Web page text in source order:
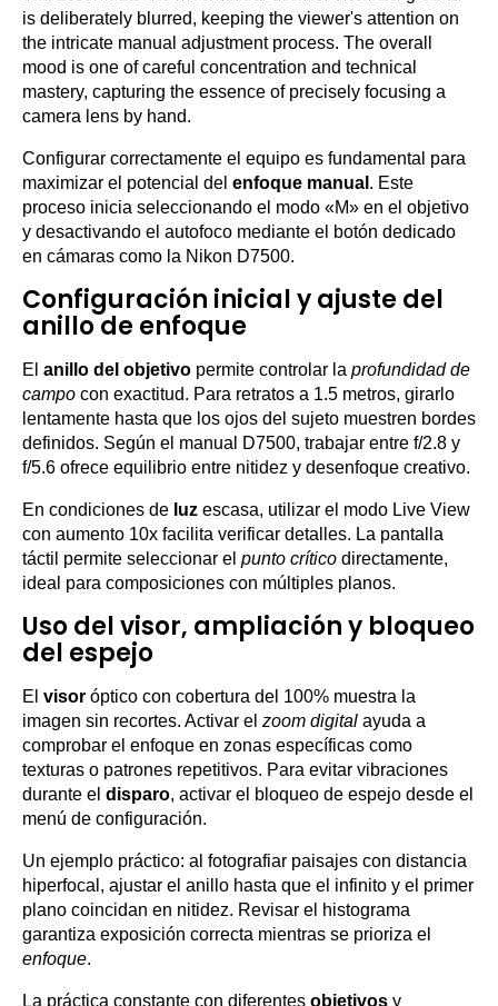
Configurar correctamente el equipo es fundamental para
maximizar el potencial del enfoque manual . Este
proceso inicia seleccionando el modo «M» en el objetivo
y desactivando el autofoco mediante el botón dedicado
en cámaras como la Nikon D7500.
Configuración inicial y ajuste del
anillo de enfoque
El anillo del objetivo permite controlar la profundidad de
campo con exactitud. Para retratos a 1.5 metros, girarlo
lentamente hasta que los ojos del sujeto muestren bordes
definidos. Según el manual D7500, trabajar entre f/2.8 y
f/5.6 ofrece equilibrio entre nitidez y desenfoque creativo.
En condiciones de luz escasa, utilizar el modo Live View
con aumento 10x facilita verificar detalles. La pantalla
táctil permite seleccionar el punto crítico directamente,
ideal para composiciones con múltiples planos.
Uso del visor, ampliación y bloqueo
del espejo
El visor óptico con cobertura del 100% muestra la
imagen sin recortes. Activar el zoom digital ayuda a
comprobar el enfoque en zonas específicas como
texturas o patrones repetitivos. Para evitar vibraciones
durante el disparo, activar el bloqueo de espejo desde el
menú de configuración.
Un ejemplo práctico: al fotografiar paisajes con distancia
hiperfocal, ajustar el anillo hasta que el infinito y el primer
plano coincidan en nitidez. Revisar el histograma
garantiza exposición correcta mientras se prioriza el
enfoque.
La práctica constante con diferentes objetivos y